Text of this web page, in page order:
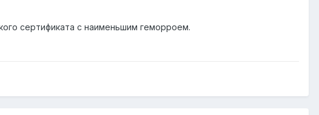
сертификата с наименьшим геморроем.